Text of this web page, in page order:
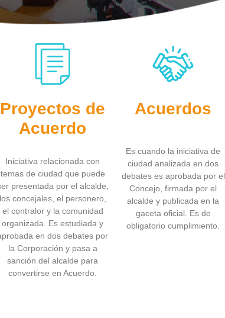
Proyectos de
Acuerdo
Iniciativa relacionada con
temas de ciudad que puede
presentada por el alcalde,
los concejales, el personero,
el contralor y la comunidad
organizada. Es estudiada y
en dos debates por
la Corporación y pasa a
sanción del alcalde para
convertirse en Acuerdo.
Acuerdos
Es cuando la iniciativa de
ciudad analizada en dos
debates es aprobada por el
Concejo, firmada por el
alcalde y publicada en la
gaceta oficial. Es de
obligatorio cumplimiento.